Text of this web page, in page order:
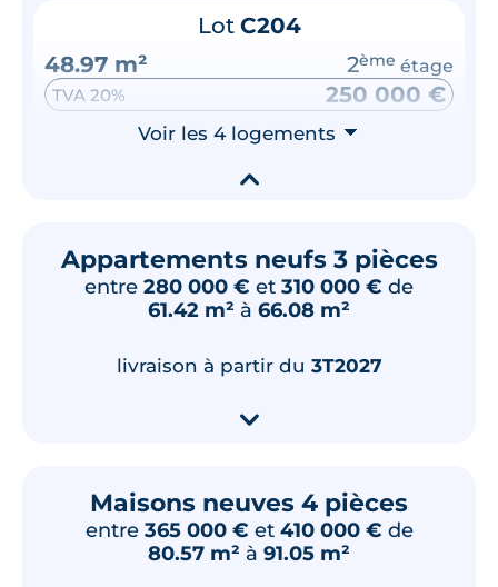
Lot C204
48.97 m²
2ème étage
TVA 20% 250 000 €
Surface annexe
Orientation
LotC202
TVA 20% 275 000 €
Voir les 4 logements ⮟
▾
Appartements neufs 3 pièces
entre 280 000 € et 310 000 € de
61.42 m² à 66.08 m²
livraison à partir du 3T2027
▾
Maisons neuves 4 pièces
entre 365 000 € et 410 000 € de
80.57 m² à 91.05 m²